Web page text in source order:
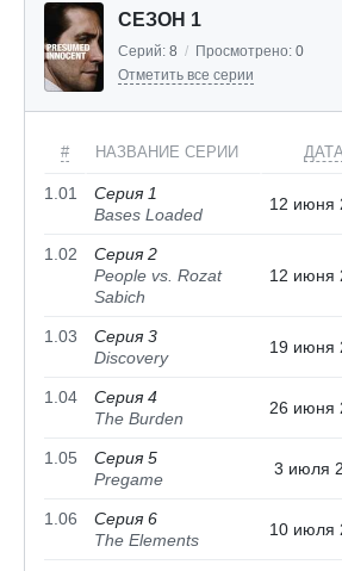
СЕЗОН 1
Серий: 8 / Просмотрено: 0
Отметить все серии
# НАЗВАНИЕ СЕРИИ
1.01
Серия 1
Bases Loaded
12 июня
1.02
Серия 2
People vs. Rozat
Sabich
12 июня
1.03
Серия 3
Discovery
19 июня
1.04
Серия 4
The Burden
26 июня
1.05
Серия 5
Pregame
3 июля
1.06
Серия 6
The Elements
10 июля